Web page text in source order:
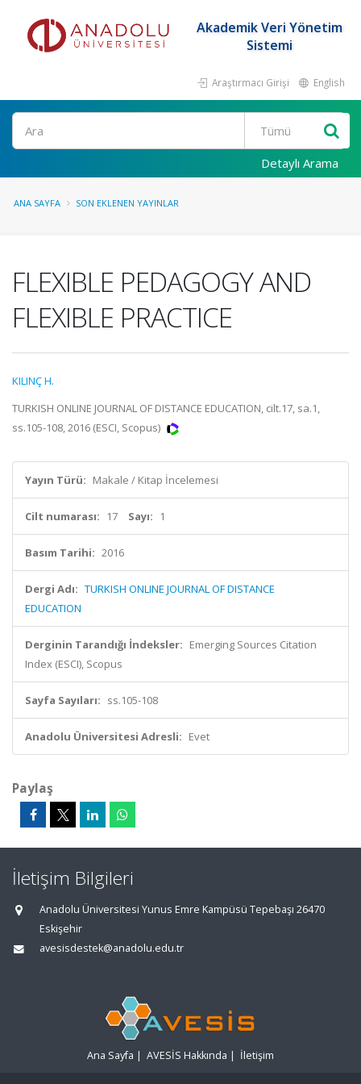
Akademik Veri Yönetim
Sistemi
Araştırmacı Girişi English
Ara
Detaylı Arama
ANA SAYFA SON EKLENEN YAYINLAR
FLEXIBLE PEDAGOGY AND
FLEXIBLE PRACTICE
KILINÇ H.
TURKISH ONLINE JOURNAL OF DISTANCE EDUCATION, cilt.17, sa.1,
ss.105-108, 2016 (ESCI, Scopus)
Yayın Türü: Makale / Kitap İncelemesi
Cilt numarası: 17 Sayı: 1
Basım Tarihi: 2016
Dergi Adı: TURKISH ONLINE JOURNAL OF DISTANCE
EDUCATION
Derginin Tarandığı İndeksler: Emerging Sources Citation
Index (ESCI), Scopus
Sayfa Sayıları: ss.105-108
Anadolu Üniversitesi Adresli: Evet
Paylaş
İletişim Bilgileri
Anadolu Üniversitesi Yunus Emre Kampüsü Tepebaşı 26470
Eskişehir
avesisdestek@anadolu.edu.tr
Ana Sayfa | AVESİS Hakkında | İletişim